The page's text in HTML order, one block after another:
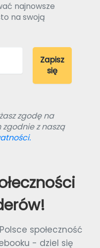
najnowsze
na swoją
zgodę na
z naszą
społeczność
- dziel się